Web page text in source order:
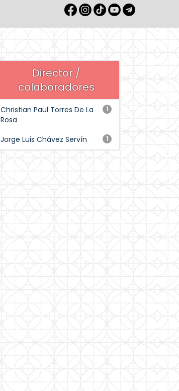
Director /
colaboradores
1
Christian Paul Torres De La
Rosa
1
Jorge Luis Chávez Servín